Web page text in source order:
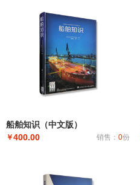
船舶知识（中文版）
￥400.00 销售： 0份